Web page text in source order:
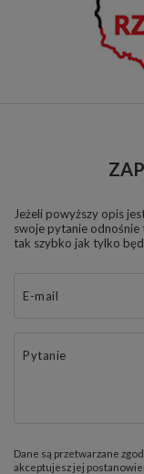
Jeżeli powyższy opis
swoje pytanie
tak szybko jak tylko
E-mail
Pytanie
Dane są przetwarzane
akceptujesz jej